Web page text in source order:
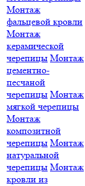
Монтаж
фальцевой кровли
Монтаж
керамической
черепицы Монтаж
цементно-
песчаной
черепицы Монтаж
мягкой черепицы
Монтаж
композитной
черепицы Монтаж
натуральной
черепицы Монтаж
кровли из